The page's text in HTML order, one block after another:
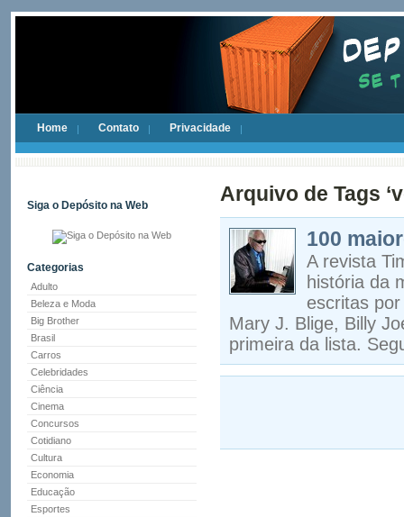
Home Contato Privacidade
Siga o Depósito na Web
Categorias
Adulto
Beleza e Moda
Big Brother
Brasil
Carros
Celebridades
Ciência
Cinema
Concursos
Cotidiano
Cultura
Economia
Educação
Esportes
Arquivo de Tags
100
A revista
história da
escritas
Mary J. Blige, Billy
primeira da lista.